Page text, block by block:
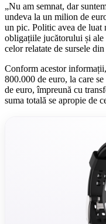
„Nu am semnat, dar
undeva la un milion de
un pic. Politic avea de luat
obligațiile jucătorului și
celor relatate de sursele
Conform acestor
800.000 de euro, la care
de euro, împreună cu
suma totală se apropie de